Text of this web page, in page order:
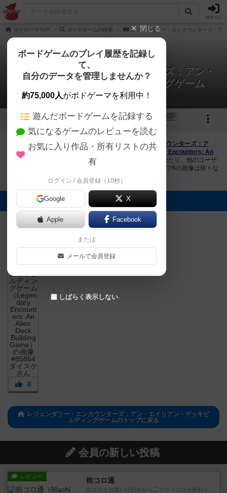
ログイン
ボドゲーマTOP ボードゲームの検索 レジェンダリー・エンカウンターズ：ア
レジェンダリー・エンカウンターズ：アン・
エイリアン・デッキビルディングゲーム
1件の画像
1 1
ボドゲーマにログインすると、 「レジェンダリー・エンカウンターズ：ア
ン・エイリアン・デッキビルディングゲーム（Legendary Encounters: An
Alien Deck Building Game）」の画像をアップロード出来たり、他のユーザ
ーの投稿画像に評価を付けることができます。また、トップ6の画像は様々な
トップに表示される画像
0
レジェンダリー・エンカウンターズ：アン・エイリアン・デッキビ
ルディングゲームのトップに戻る
会員の新しい投稿
レビュー 街コロ通
街コロとの違いは初めから二つサイコロを振れる
閉じる
ボードゲームのプレイ履歴を記録し
て、
自分のデータを管理しませんか？
約75,000人がボドゲーマを利用中！
遊んだボードゲームを記録する
気になるゲームのレビューを読む
お気に入り作品・所有リストの共
有
ログイン / 会員登録（10秒）
Google X
Apple Facebook
または
メールで会員登録
しばらく表示しない